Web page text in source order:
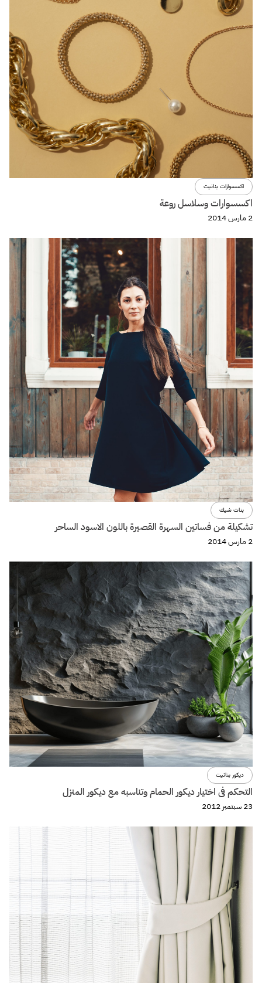
اكسسوارات بنانيت
اكسسوارات وسلاسل روعة
2 مارس 2014
بنات شيك
تشكيلة من فساتين السهرة القصيرة باللون الاسود الساحر
2 مارس 2014
ديكور بنانيت
التحكم فى اختيار ديكور الحمام وتناسبه مع ديكور المنزل
23 سبتمبر 2012